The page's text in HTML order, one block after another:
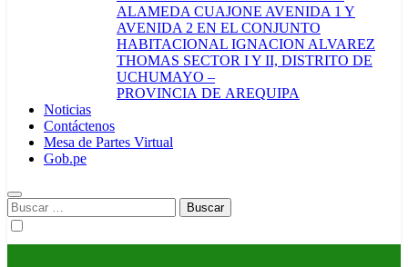
ALAMEDA CUAJONE AVENIDA 1 Y
AVENIDA 2 EN EL CONJUNTO
HABITACIONAL IGNACION ALVAREZ
THOMAS SECTOR I Y II, DISTRITO DE
UCHUMAYO –
PROVINCIA DE AREQUIPA
Noticias
Contáctenos
Mesa de Partes Virtual
Gob.pe
Buscar: